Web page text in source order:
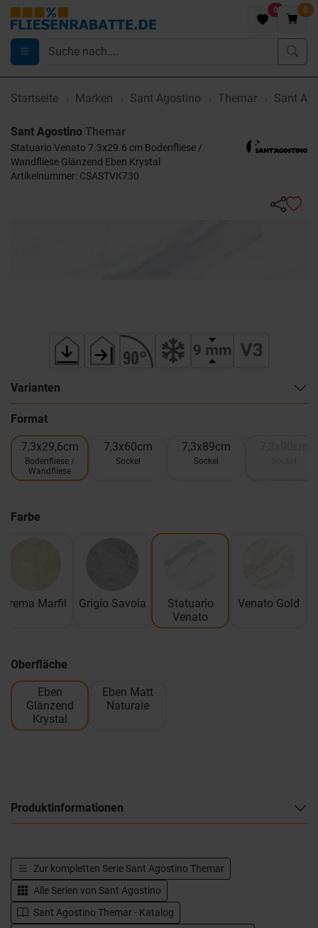
0 0
Startseite Marken Sant Agostino Themar Sant
Sant Agostino Themar
Statuario Venato 7.3x29.6 cm Bodenfliese /
Wandfliese Glänzend Eben Krystal
Artikelnummer: CSASTVK730
Varianten
Format
7,3x29,6cm
Bodenfliese /
Wandfliese
7,3x60cm
Sockel
7,3x89cm
Sockel
Farbe
Crema Marfil Grigio Savoia
Statuario
Venato
Venato Gold
Oberfläche
Eben
Glänzend
Krystal
Eben Matt
Naturale
Produktinformationen
Zur kompletten Serie Sant Agostino Themar
Alle Serien von Sant Agostino
Sant Agostino Themar - Katalog